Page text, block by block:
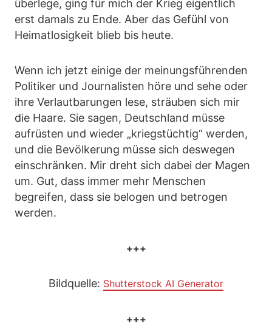
überlege, ging für mich der Krieg eigentlich
erst damals zu Ende. Aber das Gefühl von
Heimatlosigkeit blieb bis heute.
Wenn ich jetzt einige der meinungsführenden
Politiker und Journalisten höre und sehe oder
ihre Verlautbarungen lese, sträuben sich mir
die Haare. Sie sagen, Deutschland müsse
aufrüsten und wieder „kriegstüchtig“ werden,
und die Bevölkerung müsse sich deswegen
einschränken. Mir dreht sich dabei der Magen
um. Gut, dass immer mehr Menschen
begreifen, dass sie belogen und betrogen
werden.
+++
Bildquelle: Shutterstock AI Generator
+++